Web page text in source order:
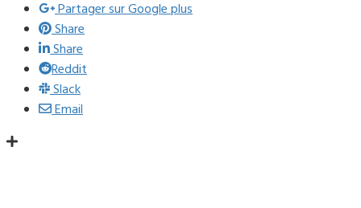
Partager sur Google plus
Share
Share
Reddit
Slack
Email